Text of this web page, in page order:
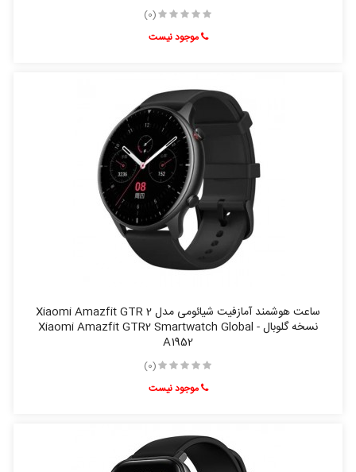
(0)
موجود نیست
ساعت هوشمند آمازفیت شیائومی مدل Xiaomi Amazfit GTR 2
نسخه گلوبال - Xiaomi Amazfit GTR2 Smartwatch Global
A1952
(0)
موجود نیست